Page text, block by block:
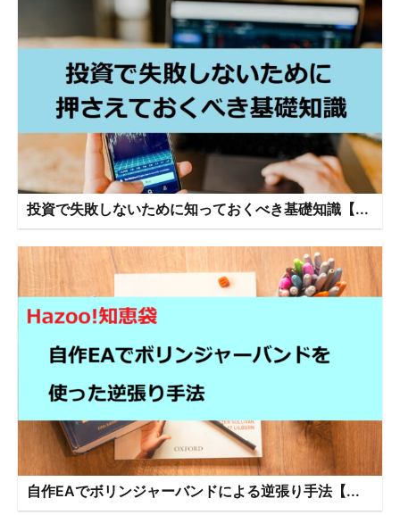
投資で失敗しないために知っておくべき基礎知識【...
自作EAでボリンジャーバンドによる逆張り手法【...